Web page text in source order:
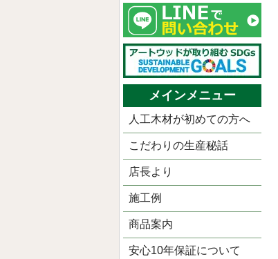
メインメニュー
人工木材が初めての方へ
こだわりの生産秘話
店長より
施工例
商品案内
安心10年保証について